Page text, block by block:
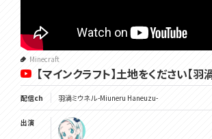
Minecraft
【マインクラフト】土地をください【羽
配信ch 羽渦ミウネル -Miuneru Haneuzu-
出演